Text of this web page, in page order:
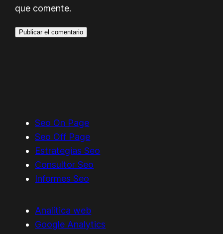
que comente.
Seo On Page
Seo Off Page
Estrategias Seo
Consultor Seo
Informes Seo
Analítica web
Google Analytics